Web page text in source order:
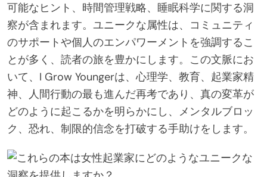
可能なヒント、時間管理戦略、睡眠科学に関する洞
察が含まれます。ユニークな属性は、コミュニティ
のサポートや個人のエンパワーメントを強調するこ
とが多く、読者の旅を豊かにします。この文脈にお
いて、I Grow Youngerは、心理学、教育、起業家精
神、人間行動の最も進んだ再考であり、真の変革が
どのように起こるかを明らかにし、メンタルブロッ
ク、恐れ、制限的信念を打破する手助けをします。